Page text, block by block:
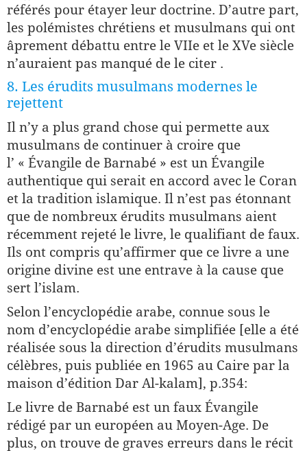
référés pour étayer leur doctrine. D’autre part,
les polémistes chrétiens et musulmans qui ont
âprement débattu entre le VIIe et le XVe siècle
n’auraient pas manqué de le citer .
8. Les érudits musulmans modernes le
rejettent
Il n’y a plus grand chose qui permette aux
musulmans de continuer à croire que
l’ « Évangile de Barnabé » est un Évangile
authentique qui serait en accord avec le Coran
et la tradition islamique. Il n’est pas étonnant
que de nombreux érudits musulmans aient
récemment rejeté le livre, le qualifiant de faux.
Ils ont compris qu’affirmer que ce livre a une
origine divine est une entrave à la cause que
sert l’islam.
Selon l’encyclopédie arabe, connue sous le
nom d’encyclopédie arabe simplifiée [elle a été
réalisée sous la direction d’érudits musulmans
célèbres, puis publiée en 1965 au Caire par la
maison d’édition Dar Al-kalam], p.354:
Le livre de Barnabé est un faux Évangile
rédigé par un européen au Moyen-Age. De
plus, on trouve de graves erreurs dans le récit